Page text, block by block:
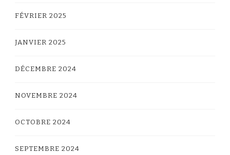
FÉVRIER 2025
JANVIER 2025
DÉCEMBRE 2024
NOVEMBRE 2024
OCTOBRE 2024
SEPTEMBRE 2024